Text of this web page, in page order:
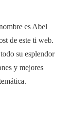
es Abel
de este ti web.
su esplendor
y mejores